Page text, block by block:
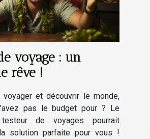
voyage : un
rêve !
voyager et découvrir le monde,
pas le budget pour ? Le
de voyages pourrait
solution parfaite pour vous !